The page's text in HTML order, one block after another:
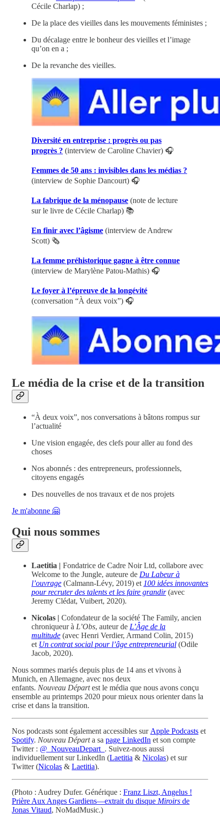
Cécile Charlap) ;
De la place des vieilles dans les mouvements féministes ;
Du décalage entre le bonheur des vieilles et l’image
qu’on en a ;
De la revanche des vieilles.
Diversité en entreprise : progrès ou pas
progrès ? (interview de Caroline Chavier) 🎧
Femmes de 50 ans : invisibles dans les médias ?
(interview de Sophie Dancourt) 🎧
La fabrique de la ménopause (note de lecture
sur le livre de Cécile Charlap) 📚
En finir avec l’âgisme (interview de Andrew
Scott) 🗞️
La femme préhistorique gagne à être connue
(interview de Marylène Patou-Mathis) 🎧
Le foyer à l’épreuve de la longévité
(conversation “À deux voix”) 🎧
Le média de la crise et de la transition
“À deux voix”, nos conversations à bâtons rompus sur
l’actualité
Une vision engagée, des clefs pour aller au fond des
choses
Nos abonnés : des entrepreneurs, professionnels,
citoyens engagés
Des nouvelles de nos travaux et de nos projets
Je m'abonne 🤗
Qui nous sommes
Laetitia | Fondatrice de Cadre Noir Ltd, collabore avec
Welcome to the Jungle, auteure de Du Labeur à
l’ouvrage (Calmann-Lévy, 2019) et100 idées innovantes
pour recruter des talents et les faire grandir(avec
Jeremy Clédat, Vuibert, 2020).
Nicolas | Cofondateur de la société The Family, ancien
chroniqueur à L’Obs, auteur de L’Âge de la
multitude (avec Henri Verdier, Armand Colin, 2015)
et Un contrat social pour l’âge entrepreneurial (Odile
Jacob, 2020).
Nous sommes mariés depuis plus de 14 ans et vivons à
Munich, en Allemagne, avec nos deux
enfants. Nouveau Départest le média que nous avons conçu
ensemble au printemps 2020 pour mieux nous orienter dans la
crise et dans la transition.
Nos podcasts sont également accessibles surApple Podcasts et
Spotify. Nouveau Départa sa page LinkedIn et son compte
Twitter : @_NouveauDepart_ . Suivez-nous aussi
individuellement sur LinkedIn (Laetitia & Nicolas) et sur
Twitter (Nicolas & Laetitia).
(Photo : Audrey Dufer. Générique : Franz Liszt, Angelus !
Prière Aux Anges Gardiens—extrait du disque Miroirs de
Jonas Vitaud, NoMadMusic.)